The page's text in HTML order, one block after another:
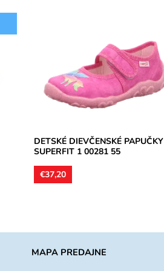
Dievčenské papučky, materiál textil,
perforované podrážky kvôli
prevzdušneniu chodidla, model
detskej obuvi je vhodný...
Dostupnosť:
Skladom
Značka:
Superfit
2 roky
DETSKÉ DIEVČENSKÉ PAPUČKY
SUPERFIT 1 00281 55
€37,20
MAPA PREDAJNE